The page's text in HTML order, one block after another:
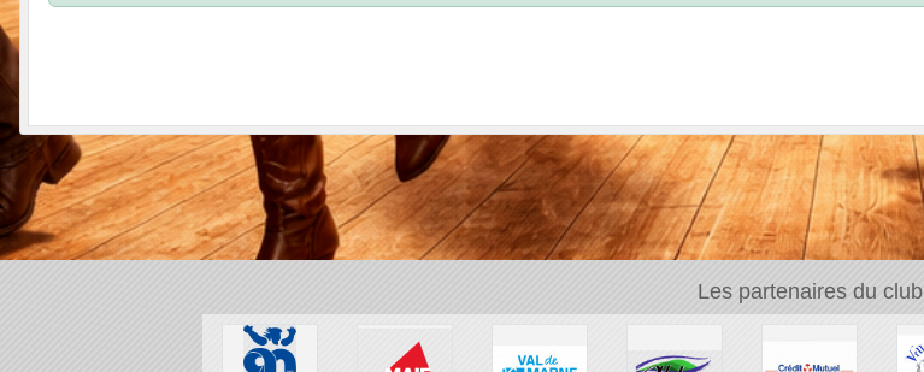
Les partenaires du club